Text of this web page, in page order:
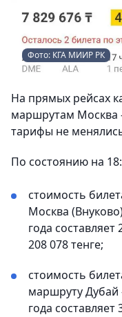
Фото: КГА МИИР РК
На прямых рейсах
маршрутам Москва
тарифы не
По состоянию на
стоимость
Москва
года составляет
208 078 тенге;
стоимость
маршруту Дубай
года составляет